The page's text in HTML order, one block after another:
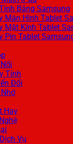
Bảng Samsung
Màn Hình Tablet
Mặt Kính Tablet
Pin Tablet
Tính
Đổi
Hay
Vụ